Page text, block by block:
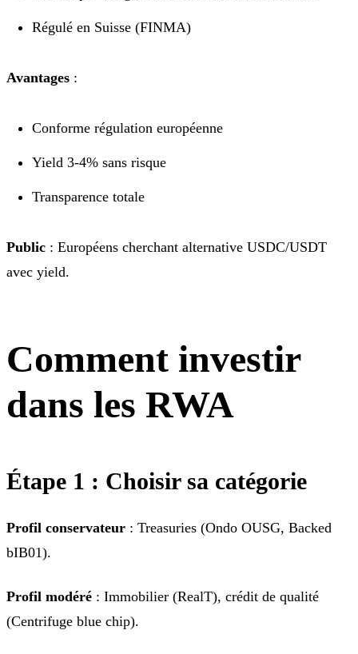
Régulé en Suisse (FINMA)
Avantages :
Conforme régulation européenne
Yield 3-4% sans risque
Transparence totale
Public : Européens cherchant alternative USDC/USDT
avec yield.
Comment investir
dans les RWA
Étape 1 : Choisir sa catégorie
Profil conservateur : Treasuries (Ondo OUSG, Backed
bIB01).
Profil modéré : Immobilier (RealT), crédit de qualité
(Centrifuge blue chip).